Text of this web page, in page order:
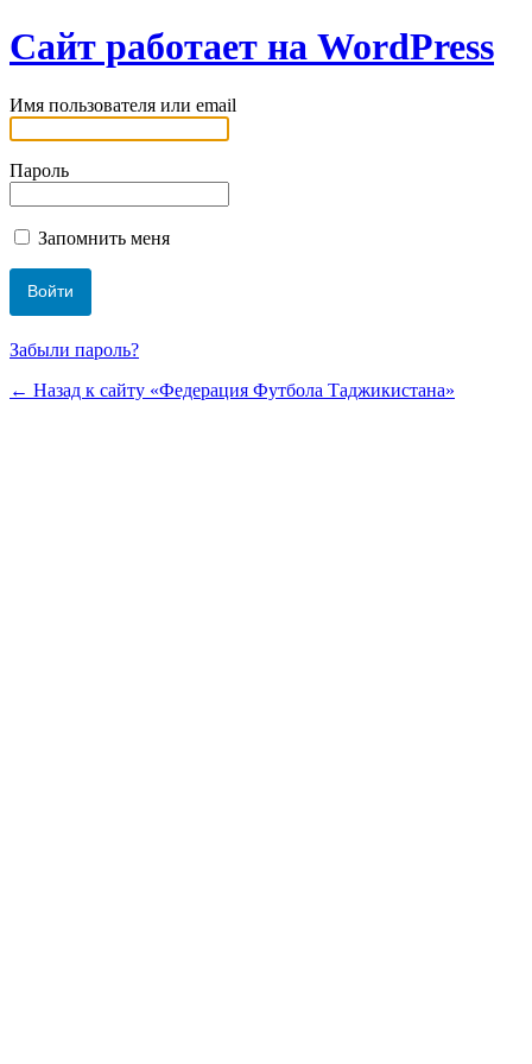
Сайт работает на WordPress
Имя пользователя или email
Пароль
Запомнить меня
Забыли пароль?
← Назад к сайту «Федерация Футбола Таджикистана»